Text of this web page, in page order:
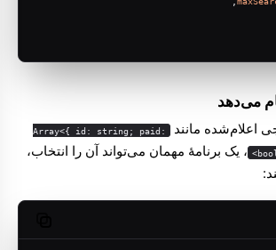
می‌دهد
اعلام‌شده مانند Array<{ id: string; paid:
، یک برنامهٔ مهمان می‌تواند آن را انتخاب،